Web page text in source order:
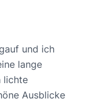
und ich
lange
lichte
Ausblicke